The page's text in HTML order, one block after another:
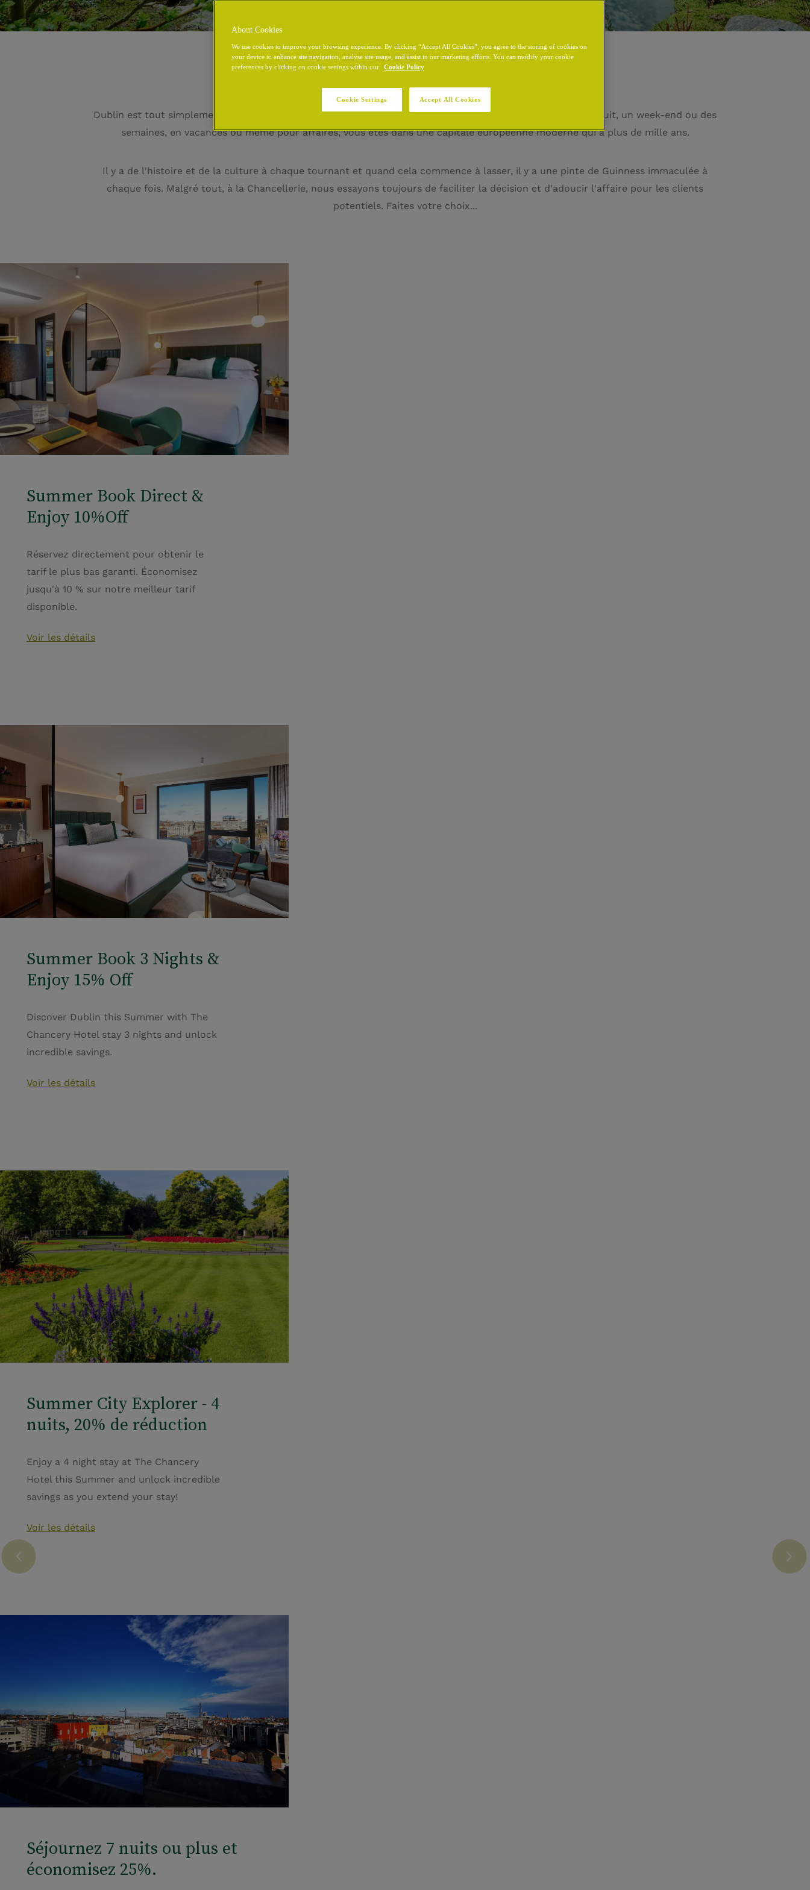
OFFRES SPÉCIALES
Dublin est tout simplement un endroit formidable à visiter. C'est un point c'est tout. Que ce soit pour une nuit, un week-end ou des
semaines, en vacances ou même pour affaires, vous êtes dans une capitale européenne moderne qui a plus de mille ans.
Il y a de l'histoire et de la culture à chaque tournant et quand cela commence à lasser, il y a une pinte de Guinness immaculée à
chaque fois. Malgré tout, à la Chancellerie, nous essayons toujours de faciliter la décision et d'adoucir l'affaire pour les clients
potentiels. Faites votre choix...
Summer Book Direct &
Enjoy 10%Off
Réservez directement pour obtenir le
tarif le plus bas garanti. Économisez
jusqu'à 10 % sur notre meilleur tarif
disponible.
Voir les détails
Summer Book 3 Nights &
Enjoy 15% Off
Discover Dublin this Summer with The
Chancery Hotel stay 3 nights and unlock
incredible savings.
Voir les détails
Summer City Explorer - 4
nuits, 20% de réduction
Enjoy a 4 night stay at The Chancery
Hotel this Summer and unlock incredible
savings as you extend your stay!
Voir les détails
Séjournez 7 nuits ou plus et
économisez 25%.
About Cookies
We use cookies to improve your browsing experience. By clicking “Accept All Cookies”, you agree to the storing of cookies on
your device to enhance site navigation, analyse site usage, and assist in our marketing efforts. You can modify your cookie
preferences by clicking on cookie settings within our
Cookie Policy
Cookie Settings Accept All Cookies